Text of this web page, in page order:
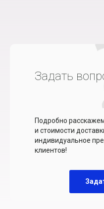
Задать
Подробно
и стоимости
индивидуальное
клиентов!